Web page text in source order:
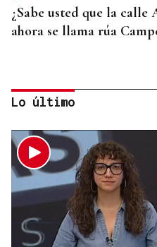
¿Sabe usted que la
ahora se llama rúa
ACCIDENTE DE TRÁFICO
Lo último